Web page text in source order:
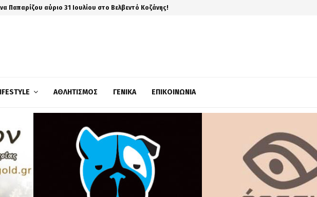
Παπαρίζου αύριο 31 Ιουλίου στο Βελβεντό Κοζάνης!
ΑΘΛΗΤΙΣΜΌΣ ΓΕΝΙΚΆ ΕΠΙΚΟΙΝΩΝΊΑ